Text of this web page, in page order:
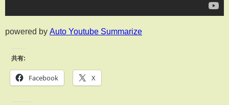
powered by Auto Youtube Summarize
共有:
Facebook X